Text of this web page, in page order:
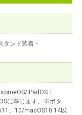
ンド装着・
iPadOS・
に準じます。※ボタ
、10/macOS10.14以